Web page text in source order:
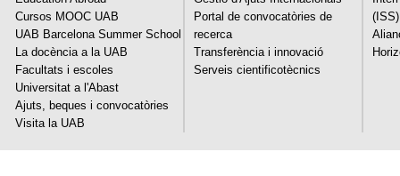
Cursos MOOC UAB
UAB Barcelona Summer School
La docència a la UAB
Facultats i escoles
Universitat a l'Abast
Ajuts, beques i convocatòries
Visita la UAB
Portal de convocatòries de
recerca
Transferència i innovació
Serveis cientificotècnics
(ISS)